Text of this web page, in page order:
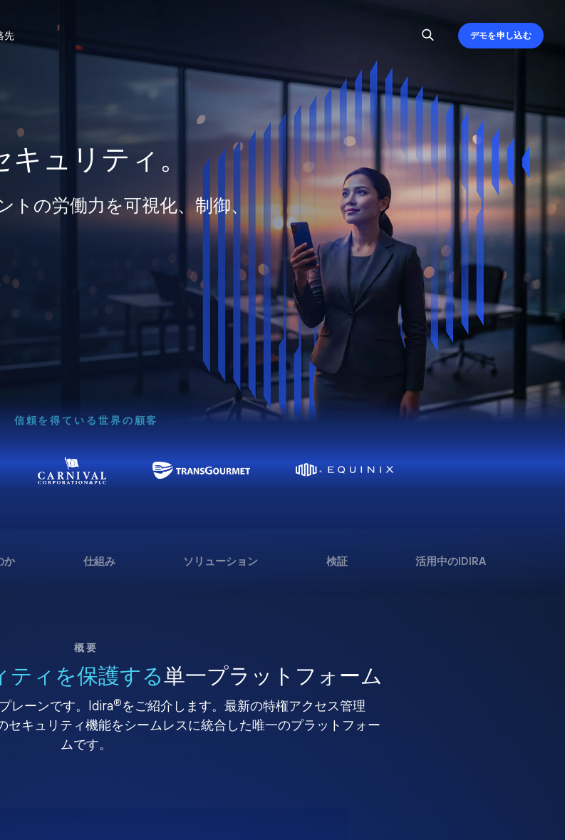
先 デモを申し込む
ュリティ。
の労働力を可視化、制御、
信頼を得ている世界の顧客
か 仕組み ソリューション 検証 活用中のIDIRA
概要
ティを保護する単一プラットフォーム
レーンです。Idira®をご紹介します。最新の特権アクセス管理
セキュリティ機能をシームレスに統合した唯一のプラットフォー
ムです。